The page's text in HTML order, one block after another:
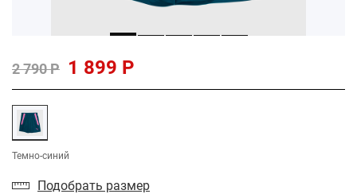
2 790 Р 1 899 Р
Темно-синий
Подобрать размер